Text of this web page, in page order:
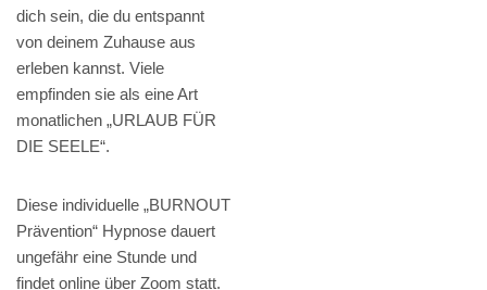
dich sein, die du entspannt
von deinem Zuhause aus
erleben kannst. Viele
empfinden sie als eine Art
monatlichen „URLAUB FÜR
DIE SEELE“.
Diese individuelle „BURNOUT
Prävention“ Hypnose dauert
ungefähr eine Stunde und
findet online über Zoom statt.